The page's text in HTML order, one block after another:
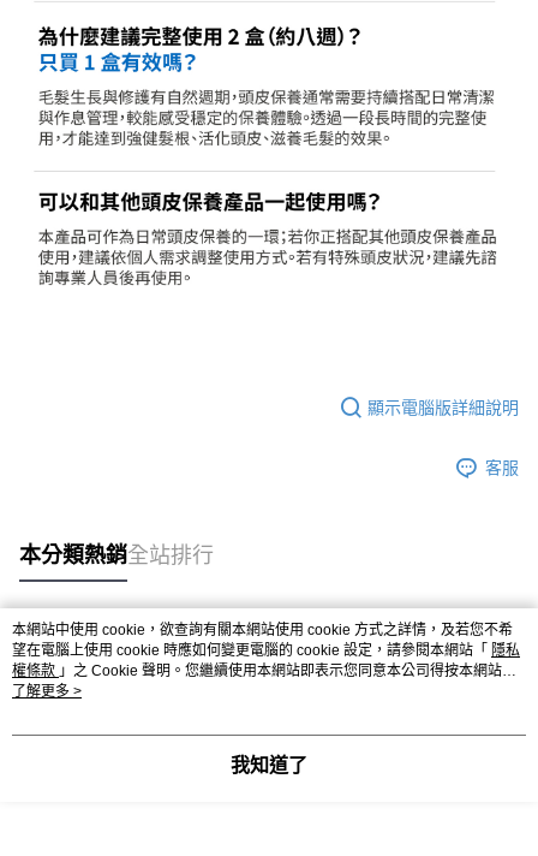
顯示電腦版詳細說明
客服
本分類熱銷全站排行
熱門標籤
本網站中使用 cookie，欲查詢有關本網站使用 cookie 方式之詳情，及若您不希
望在電腦上使用 cookie 時應如何變更電腦的 cookie 設定，請參閱本網站「 隱私
權條款 」之 Cookie 聲明。您繼續使用本網站即表示您同意本公司得按本網站使
用條款之 Cookie 聲明使用 cookie。
了解更多 >
我知道了